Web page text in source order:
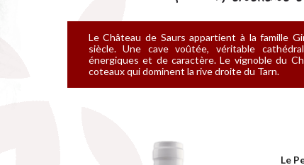
Le Château de Saurs appartient à la famille
siècle. Une cave voûtée, véritable
énergiques et de caractère. Le vignoble du
coteaux qui dominent la rive droite du Tarn.
Le